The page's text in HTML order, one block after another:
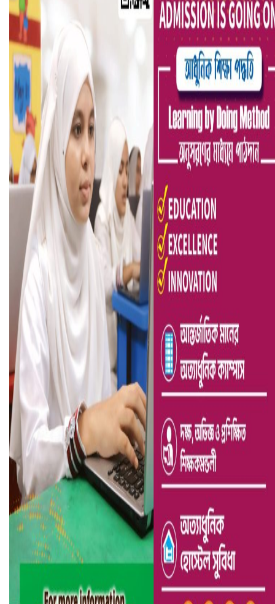
ভিউ বাড়াতে রাম দা হাতে ফেসবুকে ভিডিও পোস্ট শিক্ষকের
আ.লীগ ও জাপার ৯ নেতা কারাগারে
ভারতে ভয়াবহ সড়ক দুর্ঘটনা, নিহত ১৫
হলিউডে নতুন প্রেমের গুঞ্জন